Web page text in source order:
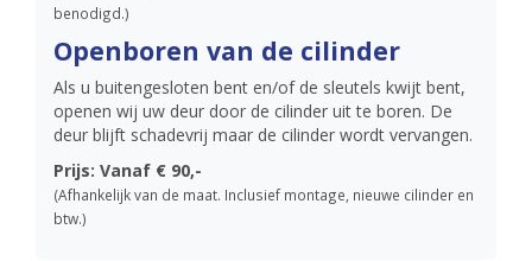
benodigd.)
Openboren van de cilinder
Als u buitengesloten bent en/of de sleutels kwijt bent,
openen wij uw deur door de cilinder uit te boren. De
deur blijft schadevrij maar de cilinder wordt vervangen.
Prijs: Vanaf € 90,-
(Afhankelijk van de maat. Inclusief montage, nieuwe cilinder en
btw.)